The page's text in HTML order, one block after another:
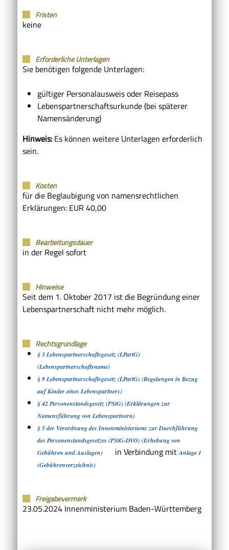
Fristen
keine
Erforderliche Unterlagen
Sie benötigen folgende Unterlagen:
gültiger Personalausweis oder Reisepass
Lebenspartnerschaftsurkunde (bei späterer
Namensänderung)
Hinweis: Es können weitere Unterlagen erforderlich
sein.
Kosten
für die Beglaubigung von namensrechtlichen
Erklärungen: EUR 40,00
Bearbeitungsdauer
in der Regel sofort
Hinweise
Seit dem 1. Oktober 2017 ist die Begründung einer
Lebenspartnerschaft nicht mehr möglich.
Rechtsgrundlage
§ 3 Lebenspartnerschaftsgesetz (LPartG)
(Lebenspartnerschaftsname)
§ 9 Lebenspartnerschaftsgesetz (LPartG) (Regelungen in Bezug
auf Kinder eines Lebenspartners)
§ 42 Personenstandsgesetz (PStG) (Erklärungen zur
Namensführung von Lebenspartnern)
§ 5 der Verordnung des Innenministeriums zur Durchführung
des Personenstandsgesetzes (PStG-DVO) (Erhebung von
Gebühren und Auslagen)
in Verbindung mitAnlage 1
(Gebührenverzeichnis)
Freigabevermerk
23.05.2024 Innenministerium Baden-Württemberg